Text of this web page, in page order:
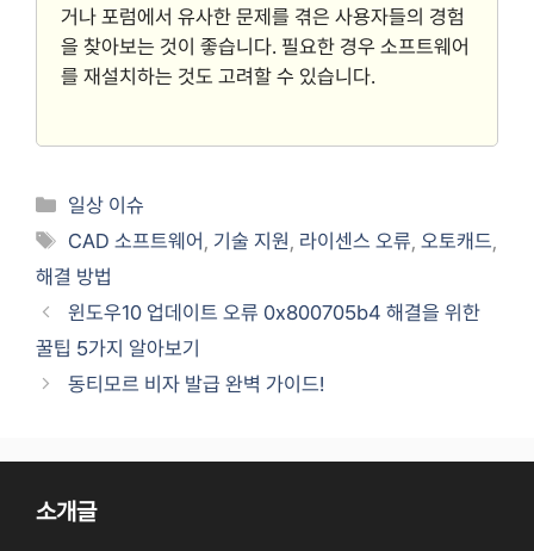
거나 포럼에서 유사한 문제를 겪은 사용자들의 경험
을 찾아보는 것이 좋습니다. 필요한 경우 소프트웨어
를 재설치하는 것도 고려할 수 있습니다.
카
테
리
일상 이슈
태
그
CAD 소프트웨어 , 기술 지원, 라이센스 오류,오토캐드,
해결 방법
윈도우10 업데이트 오류 0x800705b4 해결을 위한
꿀팁 5가지 알아보기
동티모르 비자 발급 완벽 가이드!
소개글